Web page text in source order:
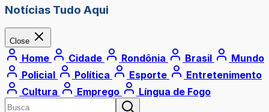
Notícias Tudo Aqui
Close
Home Cidade Rondônia Brasil
Mundo
Policial
Política Esporte
Entretenimento
Cultura
Emprego Língua de Fogo